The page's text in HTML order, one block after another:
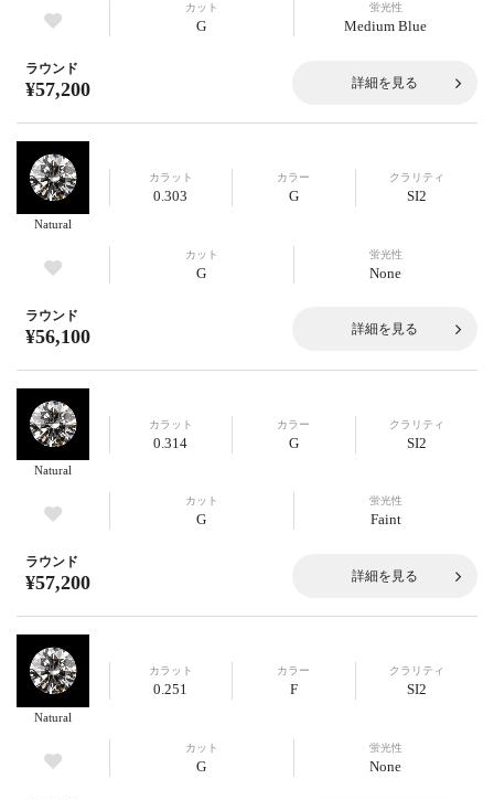
カット
G
蛍光性
Medium Blue
ラウンド
¥57,200 詳細を見る
Natural
カラット
0.303
カラー
G
クラリティ
SI2
カット
G
蛍光性
None
ラウンド
¥56,100 詳細を見る
Natural
カラット
0.314
カラー
G
クラリティ
SI2
カット
G
蛍光性
Faint
ラウンド
¥57,200 詳細を見る
Natural
カラット
0.251
カラー
F
クラリティ
SI2
カット
G
蛍光性
None